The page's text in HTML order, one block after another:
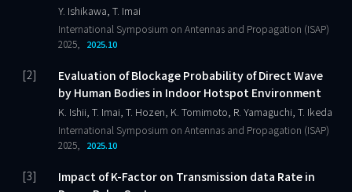
Y. Ishikawa, T. Imai
International Symposium on Antennas and Propagation (ISAP)
2025,
2025.10
Evaluation of Blockage Probability of Direct Wave
by Human Bodies in Indoor Hotspot Environment
K. Ishii, T. Imai, T. Hozen, K. Tomimoto, R. Yamaguchi, T. Ikeda
International Symposium on Antennas and Propagation (ISAP)
2025,
2025.10
Impact of K-Factor on Transmission data Rate in